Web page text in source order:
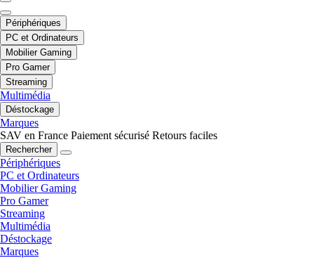
Périphériques
PC et Ordinateurs
Mobilier Gaming
Pro Gamer
Streaming
Multimédia
Déstockage
Marques
SAV en France Paiement sécurisé Retours faciles
Rechercher
Périphériques
PC et Ordinateurs
Mobilier Gaming
Pro Gamer
Streaming
Multimédia
Déstockage
Marques